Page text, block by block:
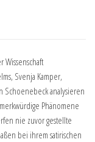
Svenja Kamper,
Schoenebeck analysieren
Phänomene
nie zuvor gestellte
bei ihrem satirischen